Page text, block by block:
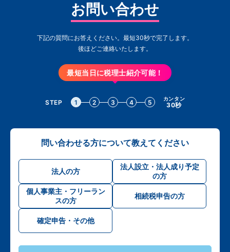
お問い合わせ
下記の質問にお答えください。最短30秒で完了します。
後ほどご連絡いたします。
最短当日に税理士紹介可能！
STEP 1 2 3 4 5 カンタン
30秒
問い合わせる方について教えてください
法人の方
法人設立・法人成り予定
の方
個人事業主・フリーラン
スの方
相続税申告の方
確定申告・その他